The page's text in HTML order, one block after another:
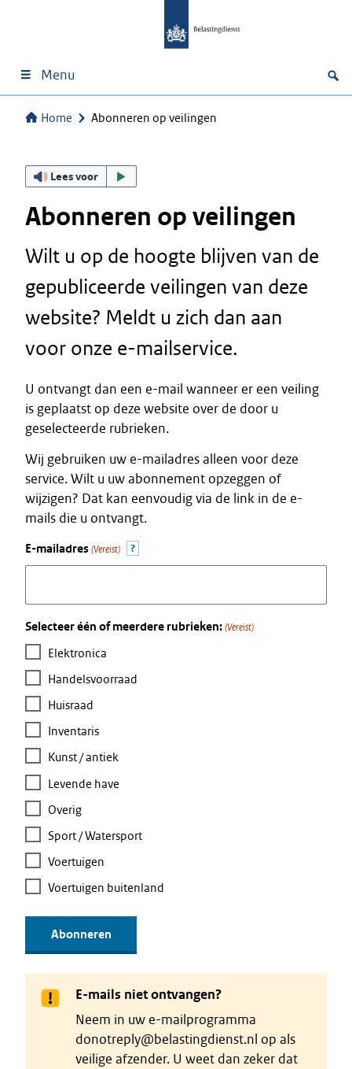
Menu
Home Abonneren op veilingen
Lees voor
Abonneren op veilingen
Wilt u op de hoogte blijven van de
gepubliceerde veilingen van deze
website? Meldt u zich dan aan
voor onze e-mailservice.
U ontvangt dan een e-mail wanneer er een veiling
is geplaatst op deze website over de door u
geselecteerde rubrieken.
Wij gebruiken uw e-mailadres alleen voor deze
service. Wilt u uw abonnement opzeggen of
wijzigen? Dat kan eenvoudig via de link in de e-
mails die u ontvangt.
E-mailadres (Vereist) ?
Selecteer één of meerdere rubrieken: (Vereist)
Elektronica
Handelsvoorraad
Huisraad
Inventaris
Kunst / antiek
Levende have
Overig
Sport / Watersport
Voertuigen
Voertuigen buitenland
E-mails niet ontvangen?
Neem in uw e-mailprogramma
donotreply@belastingdienst.nl op als
veilige afzender. U weet dan zeker dat